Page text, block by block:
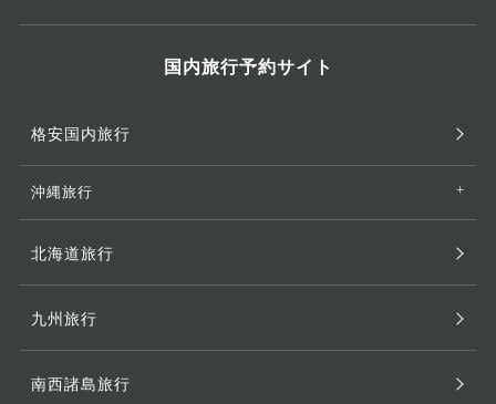
国内旅行予約サイト
格安国内旅行
沖縄旅行
北海道旅行
九州旅行
南西諸島旅行